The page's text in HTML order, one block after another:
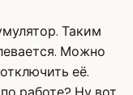
Таким
Можно
её.